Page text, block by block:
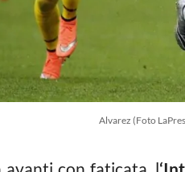
Alvarez (Foto